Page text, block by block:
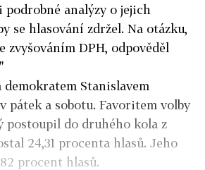
analýzy o jejich
se hlasování zdržel. Na otázku,
zvyšováním DPH, odpověděl
Stanislavem
pátek a sobotu. Favoritem volby
postoupil do druhého kola z
24,31 procenta hlasů. Jeho
procent hlasů.